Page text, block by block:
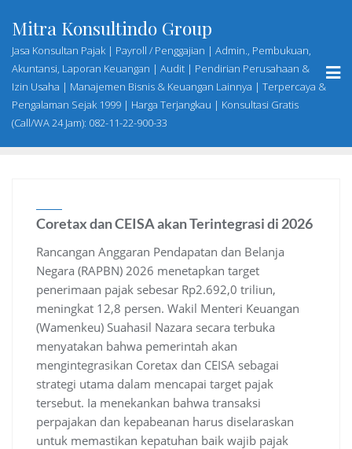
content
Mitra Konsultindo Group
Jasa Konsultan Pajak | Payroll / Penggajian | Admin., Pembukuan,
Akuntansi, Laporan Keuangan | Audit | Pendirian Perusahaan &
Izin Usaha | Manajemen Bisnis & Keuangan Lainnya | Terpercaya &
Pengalaman Sejak 1999 | Harga Terjangkau | Konsultasi Gratis
(Call/WA 24 Jam): 082-11-22-900-33
Coretax dan CEISA akan Terintegrasi di 2026
Rancangan Anggaran Pendapatan dan Belanja
Negara (RAPBN) 2026 menetapkan target
penerimaan pajak sebesar Rp2.692,0 triliun,
meningkat 12,8 persen. Wakil Menteri Keuangan
(Wamenkeu) Suahasil Nazara secara terbuka
menyatakan bahwa pemerintah akan
mengintegrasikan Coretax dan CEISA sebagai
strategi utama dalam mencapai target pajak
tersebut. Ia menekankan bahwa transaksi
perpajakan dan kepabeanan harus diselaraskan
untuk memastikan kepatuhan baik wajib pajak